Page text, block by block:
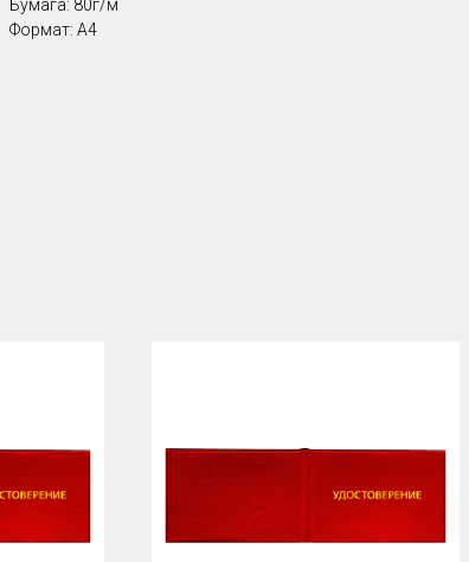
Бумага: 80г/м
Формат: А4